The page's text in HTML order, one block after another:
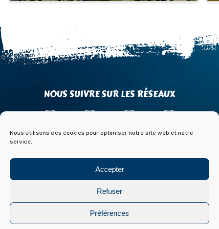
Nous utilisons des cookies pour optimiser notre site web et notre
service.
Accepter
Refuser
Préférences
NOUS SUIVRE SUR LES RÉSEAUX
CONTACT
PARTENAIRES
PRESSE & MÉDIAS
BLOG HISTOIRE ET ARCHIVES DE FONT ROMEU
Mentions légales
Politique de cookies
Réalisation :Laetimprove